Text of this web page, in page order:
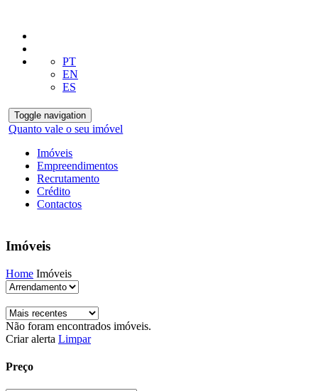
PT
EN
ES
Toggle navigation
Quanto vale o seu imóvel
Imóveis
Empreendimentos
Recrutamento
Crédito
Contactos
Imóveis
Home Imóveis
Não foram encontrados imóveis.
Criar alerta Limpar
Preço